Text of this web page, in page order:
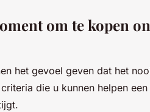
om te kopen
het gevoel geven dat het
die u kunnen helpen